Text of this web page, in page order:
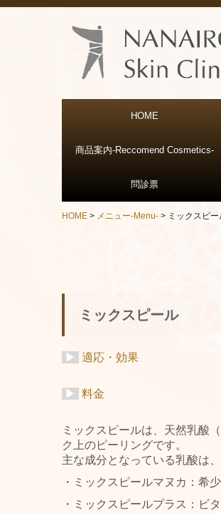
HOME
商品案内-Reccomend Cosmetics-
問診票
ピアスの同意書
HOME メニュー-Menu- ミックスピー
ミックスピール
▶ 適応・効果
▶ 料金
ミックスピールは、天然乳酸
ク上のピーリングです。
主な成分となっている乳酸は
・ミックスピールマヌカ：希
・ミックスピールプラス：ビ